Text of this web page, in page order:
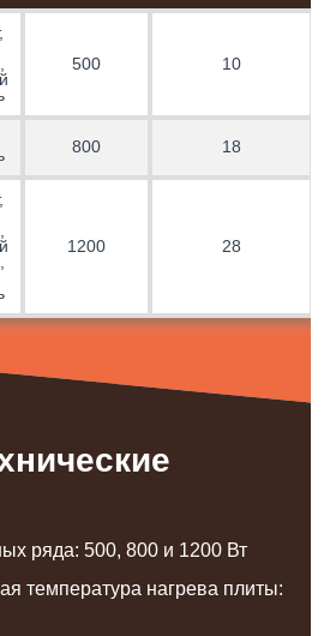
500 10
800 18
1200 28
ряда: 500, 800 и 1200 Вт
температура нагрева плиты: